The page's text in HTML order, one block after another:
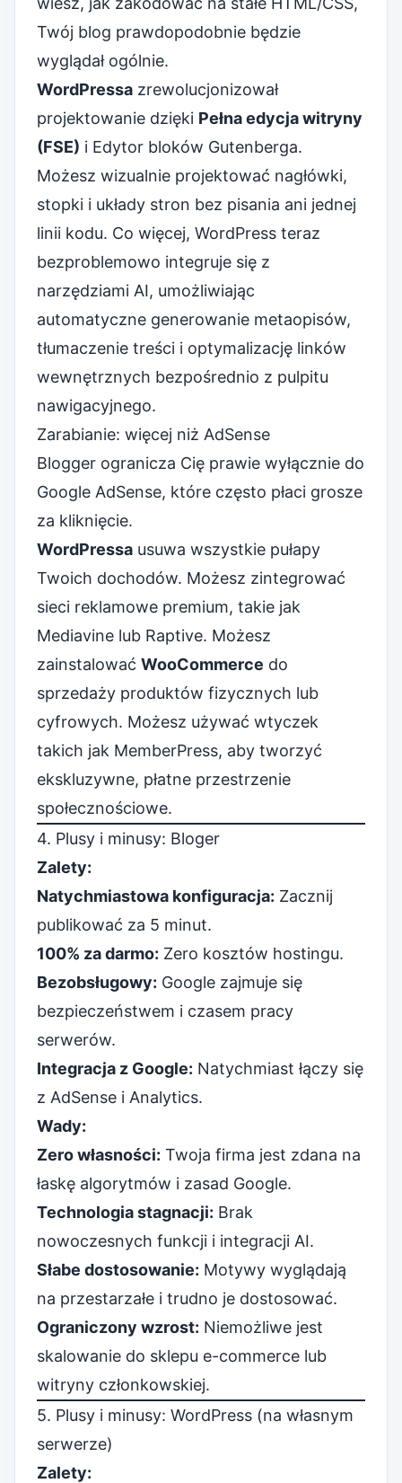
Twój blog prawdopodobnie będzie
wyglądał ogólnie.
WordPressa zrewolucjonizował
projektowanie dzięki Pełna edycja witryny
(FSE) i Edytor bloków Gutenberga.
Możesz wizualnie projektować nagłówki,
stopki i układy stron bez pisania ani jednej
linii kodu. Co więcej, WordPress teraz
bezproblemowo integruje się z
narzędziami AI, umożliwiając
automatyczne generowanie metaopisów,
tłumaczenie treści i optymalizację linków
wewnętrznych bezpośrednio z pulpitu
nawigacyjnego.
Zarabianie: więcej niż AdSense
Blogger ogranicza Cię prawie wyłącznie do
Google AdSense, które często płaci grosze
za kliknięcie.
WordPressa usuwa wszystkie pułapy
Twoich dochodów. Możesz zintegrować
sieci reklamowe premium, takie jak
Mediavine lub Raptive. Możesz
zainstalować WooCommerce do
sprzedaży produktów fizycznych lub
cyfrowych. Możesz używać wtyczek
takich jak MemberPress, aby tworzyć
ekskluzywne, płatne przestrzenie
społecznościowe.
4. Plusy i minusy: Bloger
Zalety:
Natychmiastowa konfiguracja: Zacznij
publikować za 5 minut.
100% za darmo: Zero kosztów hostingu.
Bezobsługowy: Google zajmuje się
bezpieczeństwem i czasem pracy
serwerów.
Integracja z Google: Natychmiast łączy się
z AdSense i Analytics.
Wady:
Zero własności: Twoja firma jest zdana na
łaskę algorytmów i zasad Google.
Technologia stagnacji: Brak
nowoczesnych funkcji i integracji AI.
Słabe dostosowanie: Motywy wyglądają
na przestarzałe i trudno je dostosować.
Ograniczony wzrost: Niemożliwe jest
skalowanie do sklepu e-commerce lub
witryny członkowskiej.
5. Plusy i minusy: WordPress (na własnym
serwerze)
Zalety: